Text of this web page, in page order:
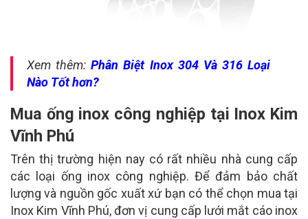
Xem thêm:Phân Biệt Inox 304 Và 316 Loại
Nào Tốt hơn?
Mua ống inox công nghiệp tại Inox Kim
Vĩnh Phú
Trên thị trường hiện nay có rất nhiều nhà cung cấp
các loại ống inox công nghiệp. Để đảm bảo chất
lượng và nguồn gốc xuất xứ bạn có thể chọn mua tại
Inox Kim Vĩnh Phú, đơn vị cung cấp lưới mắt cáo inox